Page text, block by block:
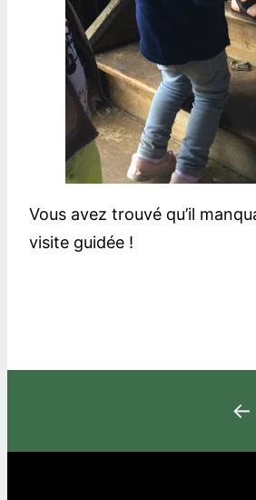
Vous avez trouvé qu’il
visite guidée !
←